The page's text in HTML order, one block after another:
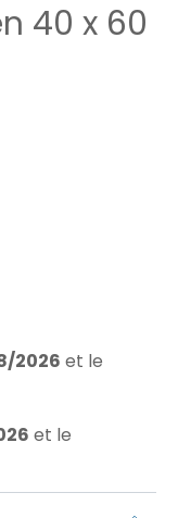
40 x 60
2026 et le
et le